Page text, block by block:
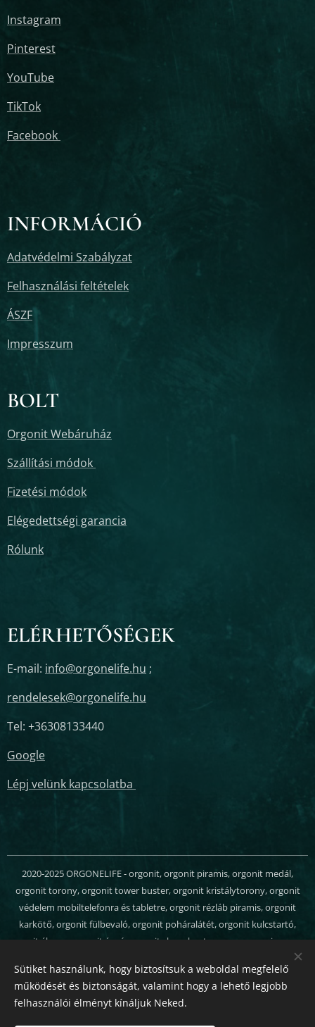
Instagram
Pinterest
YouTube
TikTok
Facebook
INFORMÁCIÓ
Adatvédelmi Szabályzat
Felhasználási feltételek
ÁSZF
Impresszum
BOLT
Orgonit Webáruház
Szállítási módok
Fizetési módok
Elégedettségi garancia
Rólunk
ELÉRHETŐSÉGEK
E-mail: info@orgonelife.hu ;
rendelesek@orgonelife.hu
Tel: +36308133440
Google
Lépj velünk kapcsolatba
2020-2025 ORGONELIFE - orgonit, orgonit piramis, orgonit medál,
orgonit torony, orgonit tower buster, orgonit kristálytorony, orgonit
védelem mobiltelefonra és tabletre, orgonit rézláb piramis, orgonit
karkötő, orgonit fülbevaló, orgonit poháralátét, orgonit kulcstartó,
orgonit ékszer, orgonit ágyú, orgonit chem buster, orgon energia, orgon
Sütik
Nyelvek
Sütiket használunk, hogy biztosítsuk a weboldal megfelelő
működését és biztonságát, valamint hogy a lehető legjobb
felhasználói élményt kínáljuk Neked.